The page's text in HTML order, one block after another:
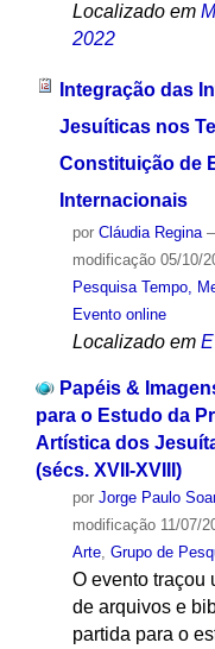
Localizado em
2022
Integração das
Jesuíticas nos
Constituição de
Internacionais
por Cláudia Regina
modificação05/10/
Pesquisa Tempo,
Evento online
Localizado em
Papéis &
para o Estudo da
Artística dos
(sécs. XVII-XVIII)
por Jorge Paulo
modificação11/07/
Arte, Grupo de
O evento traçou
de arquivos e
partida para o